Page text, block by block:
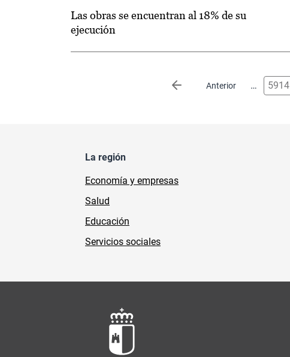
Las obras se encuentran al 18% de su
ejecución
Anterior
Página anterior … 5914
La región
Economía y empresas
Salud
Educación
Servicios sociales